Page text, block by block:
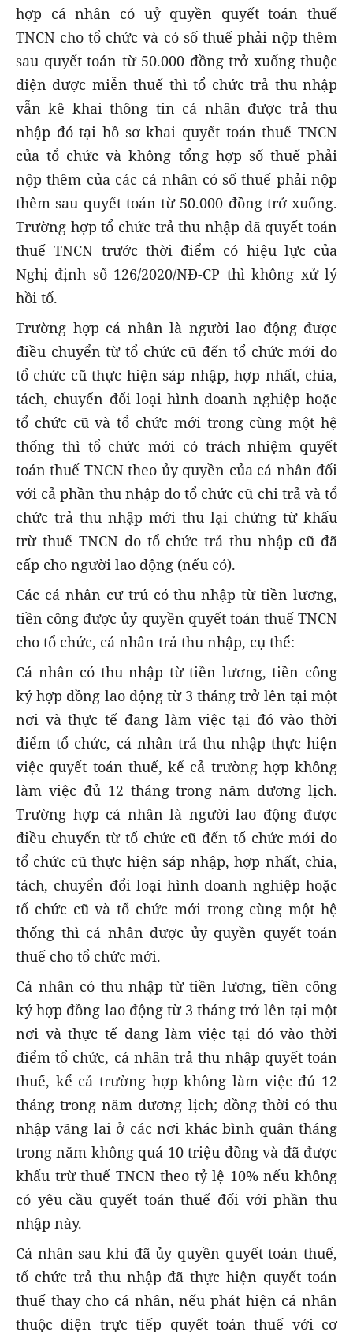
hợp cá nhân có uỷ quyền quyết toán thuế
TNCN cho tổ chức và có số thuế phải nộp thêm
sau quyết toán từ 50.000 đồng trở xuống thuộc
diện được miễn thuế thì tổ chức trả thu nhập
vẫn kê khai thông tin cá nhân được trả thu
nhập đó tại hồ sơ khai quyết toán thuế TNCN
của tổ chức và không tổng hợp số thuế phải
nộp thêm của các cá nhân có số thuế phải nộp
thêm sau quyết toán từ 50.000 đồng trở xuống.
Trường hợp tổ chức trả thu nhập đã quyết toán
thuế TNCN trước thời điểm có hiệu lực của
Nghị định số 126/2020/NĐ-CP thì không xử lý
hồi tố.
Trường hợp cá nhân là người lao động được
điều chuyển từ tổ chức cũ đến tổ chức mới do
tổ chức cũ thực hiện sáp nhập, hợp nhất, chia,
tách, chuyển đổi loại hình doanh nghiệp hoặc
tổ chức cũ và tổ chức mới trong cùng một hệ
thống thì tổ chức mới có trách nhiệm quyết
toán thuế TNCN theo ủy quyền của cá nhân đối
với cả phần thu nhập do tổ chức cũ chi trả và tổ
chức trả thu nhập mới thu lại chứng từ khấu
trừ thuế TNCN do tổ chức trả thu nhập cũ đã
cấp cho người lao động (nếu có).
Các cá nhân cư trú có thu nhập từ tiền lương,
tiền công được ủy quyền quyết toán thuế TNCN
cho tổ chức, cá nhân trả thu nhập, cụ thể:
Cá nhân có thu nhập từ tiền lương, tiền công
ký hợp đồng lao động từ 3 tháng trở lên tại một
nơi và thực tế đang làm việc tại đó vào thời
điểm tổ chức, cá nhân trả thu nhập thực hiện
việc quyết toán thuế, kể cả trường hợp không
làm việc đủ 12 tháng trong năm dương lịch.
Trường hợp cá nhân là người lao động được
điều chuyển từ tổ chức cũ đến tổ chức mới do
tổ chức cũ thực hiện sáp nhập, hợp nhất, chia,
tách, chuyển đổi loại hình doanh nghiệp hoặc
tổ chức cũ và tổ chức mới trong cùng một hệ
thống thì cá nhân được ủy quyền quyết toán
thuế cho tổ chức mới.
Cá nhân có thu nhập từ tiền lương, tiền công
ký hợp đồng lao động từ 3 tháng trở lên tại một
nơi và thực tế đang làm việc tại đó vào thời
điểm tổ chức, cá nhân trả thu nhập quyết toán
thuế, kể cả trường hợp không làm việc đủ 12
tháng trong năm dương lịch; đồng thời có thu
nhập vãng lai ở các nơi khác bình quân tháng
trong năm không quá 10 triệu đồng và đã được
khấu trừ thuế TNCN theo tỷ lệ 10% nếu không
có yêu cầu quyết toán thuế đối với phần thu
nhập này.
Cá nhân sau khi đã ủy quyền quyết toán thuế,
tổ chức trả thu nhập đã thực hiện quyết toán
thuế thay cho cá nhân, nếu phát hiện cá nhân
thuộc diện trực tiếp quyết toán thuế với cơ